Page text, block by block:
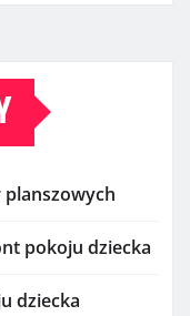
planszowych
pokoju dziecka
dziecka